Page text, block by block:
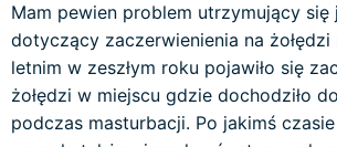
Mam pewien problem utrzymujący się
dotyczący zaczerwienienia na
letnim w zeszłym roku pojawiło się
żołędzi w miejscu gdzie dochodziło
podczas masturbacji. Po jakimś